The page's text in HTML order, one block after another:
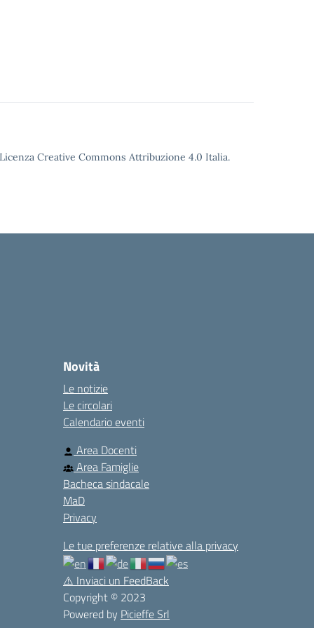
Creative Commons Attribuzione 4.0 Italia.
Novità
Le notizie
Le circolari
Calendario eventi
Area Docenti
Area Famiglie
Bacheca sindacale
MaD
Privacy
Le tue preferenze relative alla privacy
⚠️ Inviaci un FeedBack
Copyright © 2023
Powered by Picieffe Srl